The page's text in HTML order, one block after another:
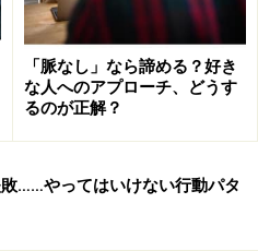
命や行動を信じてあ
しなかったのか？」最初に
う。人それぞれの人生や役
ると僕は信じています。で
いれば、30代で失恋して40
う人もいます。実際に自分
いうことを、もう一度見つ
「脈なし」なら諦める？好き
な人へのアプローチ、どうす
るのが正解？
……やってはいけない行動パタ